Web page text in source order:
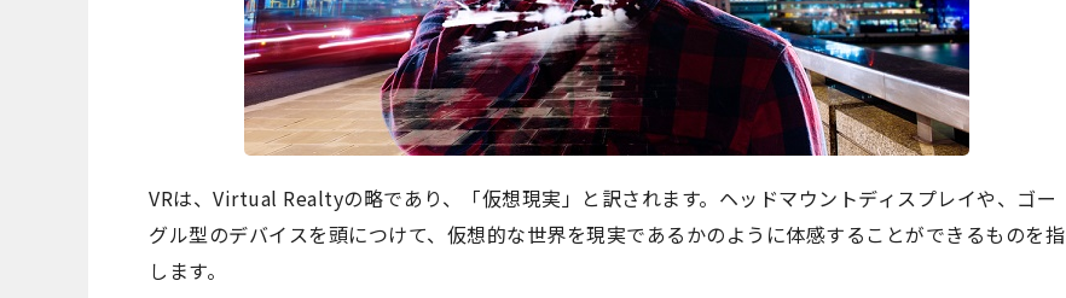
VRは、Virtual Realtyの略であり、「仮想現実」と訳されます。ヘッドマウントディスプレイや、ゴー
グル型のデバイスを頭につけて、仮想的な世界を現実であるかのように体感することができるものを指
します。